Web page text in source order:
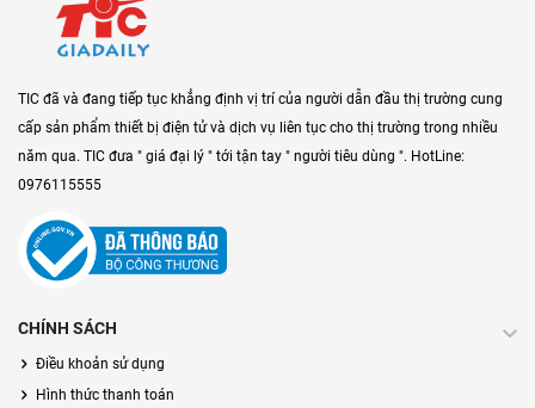
TIC đã và đang tiếp tục khẳng định vị trí của người dẫn đầu thị trường cung
cấp sản phẩm thiết bị điện tử và dịch vụ liên tục cho thị trường trong nhiều
năm qua. TIC đưa " giá đại lý " tới tận tay " người tiêu dùng ". HotLine:
0976115555
CHÍNH SÁCH
Điều khoản sử dụng
Hình thức thanh toán